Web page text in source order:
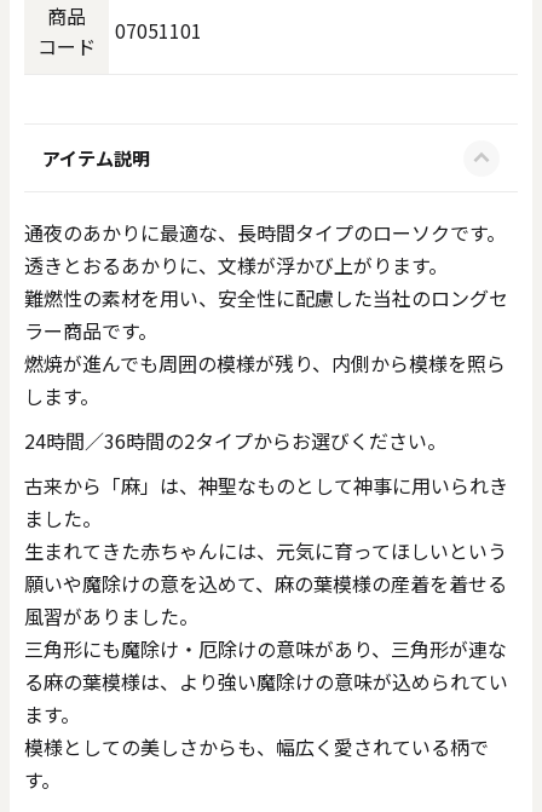
商品
コード
07051101
アイテム説明
通夜のあかりに最適な、長時間タイプのローソクです。
透きとおるあかりに、文様が浮かび上がります。
難燃性の素材を用い、安全性に配慮した当社のロングセ
ラー商品です。
燃焼が進んでも周囲の模様が残り、内側から模様を照ら
します。
24時間／36時間の2タイプからお選びください。
古来から「麻」は、神聖なものとして神事に用いられき
ました。
生まれてきた赤ちゃんには、元気に育ってほしいという
願いや魔除けの意を込めて、麻の葉模様の産着を着せる
風習がありました。
三角形にも魔除け・厄除けの意味があり、三角形が連な
る麻の葉模様は、より強い魔除けの意味が込められてい
ます。
模様としての美しさからも、幅広く愛されている柄で
す。